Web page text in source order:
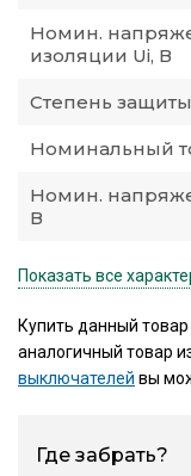
Номин.
изоляции Ui, В
Степень
Номинальный
Номин.
В
Показать все
Купить данный
аналогичный товар
выключателей вы
Где забрать?